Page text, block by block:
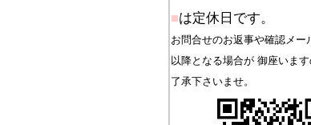
■は定休日です。
お問合せのお返事や確認メー
以降となる場合が 御座いま
了承下さいませ。